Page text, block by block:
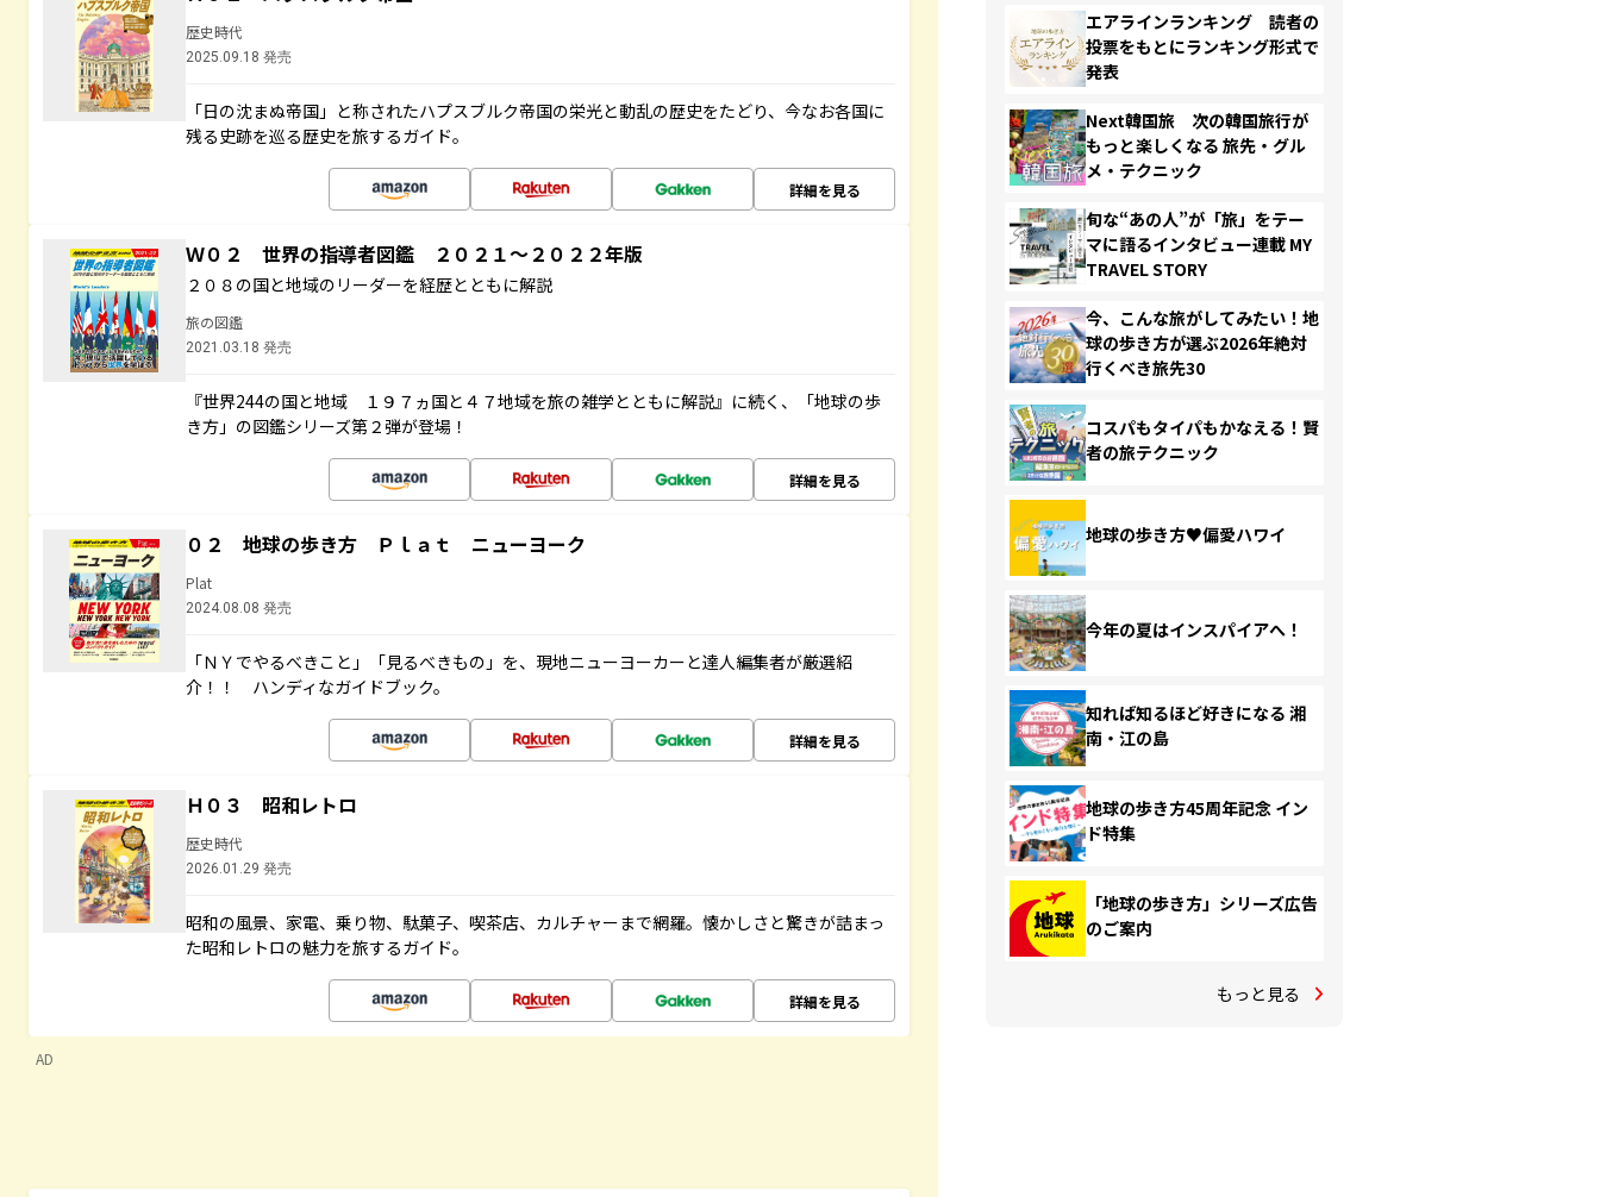
歴史時代
2025.09.18 発売
「日の沈まぬ帝国」と称されたハプスブルク帝国の栄光と動乱の歴史をたどり、今なお各国に
残る史跡を巡る歴史を旅するガイド。
詳細を見る
Ｗ０２ 世界の指導者図鑑 ２０２１～２０２２年版
２０８の国と地域のリーダーを経歴とともに解説
旅の図鑑
2021.03.18 発売
『世界244の国と地域 １９７ヵ国と４７地域を旅の雑学とともに解説』に続く、「地球の歩
き方」の図鑑シリーズ第２弾が登場！
詳細を見る
０２ 地球の歩き方 Ｐｌａｔ ニューヨーク
Plat
2024.08.08 発売
「ＮＹでやるべきこと」「見るべきもの」を、現地ニューヨーカーと達人編集者が厳選紹
介！！ ハンディなガイドブック。
詳細を見る
Ｈ０３ 昭和レトロ
歴史時代
2026.01.29 発売
昭和の風景、家電、乗り物、駄菓子、喫茶店、カルチャーまで網羅。懐かしさと驚きが詰まっ
た昭和レトロの魅力を旅するガイド。
詳細を見る
AD
エアラインランキング 読者の
投票をもとにランキング形式で
発表
Next韓国旅 次の韓国旅行が
もっと楽しくなる 旅先・グル
メ・テクニック
旬な“あの人”が「旅」をテー
マに語るインタビュー連載 MY
TRAVEL STORY
今、こんな旅がしてみたい！地
球の歩き方が選ぶ2026年絶対
行くべき旅先30
コスパもタイパもかなえる！賢
者の旅テクニック
地球の歩き方♥偏愛ハワイ
今年の夏はインスパイアへ！
知れば知るほど好きになる 湘
南・江の島
地球の歩き方45周年記念 イン
ド特集
「地球の歩き方」シリーズ広告
のご案内
もっと見る